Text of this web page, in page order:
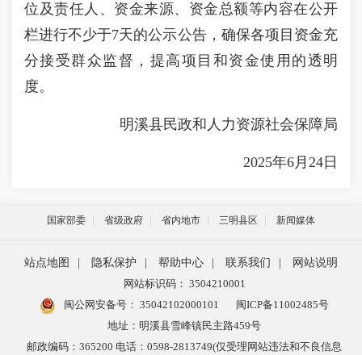
位及责任人、资金来源、资金总额等内容在公开
栏进行不少于7天的公示公告，确保各项目资金充
分接受群众监督，提高项目和资金使用的透明
度。
明溪县民政和人力资源社会保障局
2025年6月24日
国家部委 省级政府 省内地市 三明县区 新闻媒体
站点地图 隐私保护 帮助中心 联系我们
网站说明
网站标识码： 3504210001
闽公网安备号： 35042102000101
闽ICP备11002485号
地址：明溪县雪峰镇民主路459号
邮政编码：365200 电话：0598-2813749(仅受理网站违法和不良信息